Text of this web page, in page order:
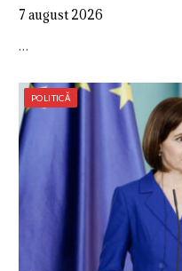
7 august 2026
…
POLITICĂ